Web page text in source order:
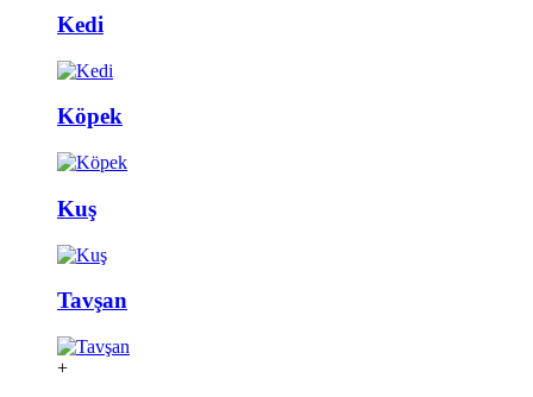
Kedi
Köpek
Kuş
Tavşan
+